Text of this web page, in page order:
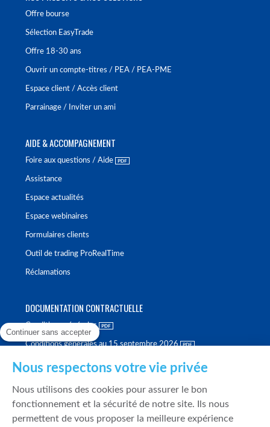
Offre bourse
Sélection EasyTrade
Offre 18-30 ans
Ouvrir un compte-titres / PEA / PEA-PME
Espace client / Accès client
Parrainage / Inviter un ami
AIDE & ACCOMPAGNEMENT
Foire aux questions / Aide
Assistance
Espace actualités
Espace webinaires
Formulaires clients
Outil de trading ProRealTime
Réclamations
DOCUMENTATION CONTRACTUELLE
Conditions générales
Conditions générales au 15 septembre 2026
Politique de meilleure sélection
Politique de durabilité
Continuer sans accepter
Nous respectons votre vie privée
Nous utilisons des cookies pour assurer le bon
fonctionnement et la sécurité de notre site. Ils nous
permettent de vous proposer la meilleure expérience